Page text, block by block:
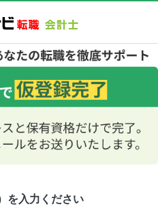
を入力ください